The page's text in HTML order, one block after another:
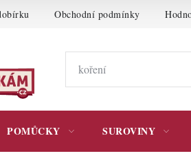
Obchodní podmínky
POMŮCKY SUROVINY